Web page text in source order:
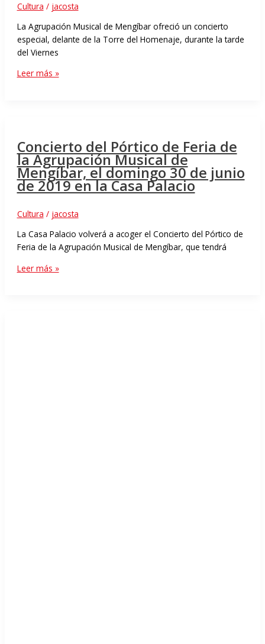
Cultura / jacosta
La Agrupación Musical de Mengíbar ofreció un concierto
especial, delante de la Torre del Homenaje, durante la tarde
del Viernes
Leer más »
Concierto del Pórtico de Feria de
la Agrupación Musical de
Mengíbar, el domingo 30 de junio
de 2019 en la Casa Palacio
Cultura / jacosta
La Casa Palacio volverá a acoger el Concierto del Pórtico de
Feria de la Agrupación Musical de Mengíbar, que tendrá
Leer más »